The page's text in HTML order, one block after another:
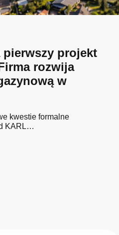
pierwszy projekt
rozwija
w
kwestie formalne
KARL…